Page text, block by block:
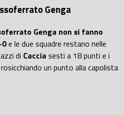
Genga
Genga non si fanno
e le due squadre restano nelle
di Caccia sesti a 18 punti e i
un punto alla capolista